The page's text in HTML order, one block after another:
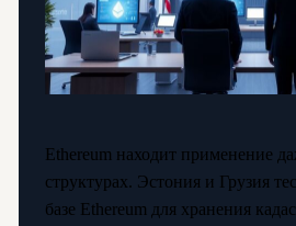
Ethereum находит применение
структурах. Эстония и Грузия
базе Ethereum для хранения